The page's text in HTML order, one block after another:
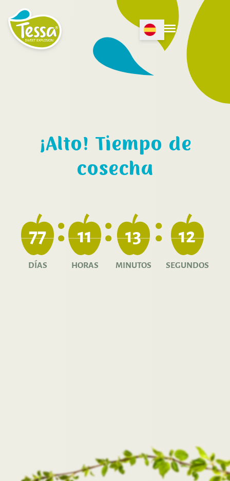
Open Language menu
Open menu
¡Alto! Tiempo de
cosecha
77
DÍAS
11
HORAS
13
MINUTOS
11
SEGUNDOS